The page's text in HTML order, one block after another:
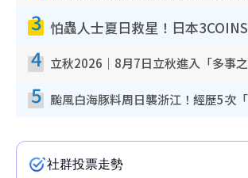
3
4
5